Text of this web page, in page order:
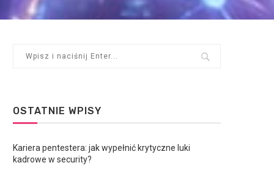
OSTATNIE WPISY
Kariera pentestera: jak wypełnić krytyczne luki
kadrowe w security?